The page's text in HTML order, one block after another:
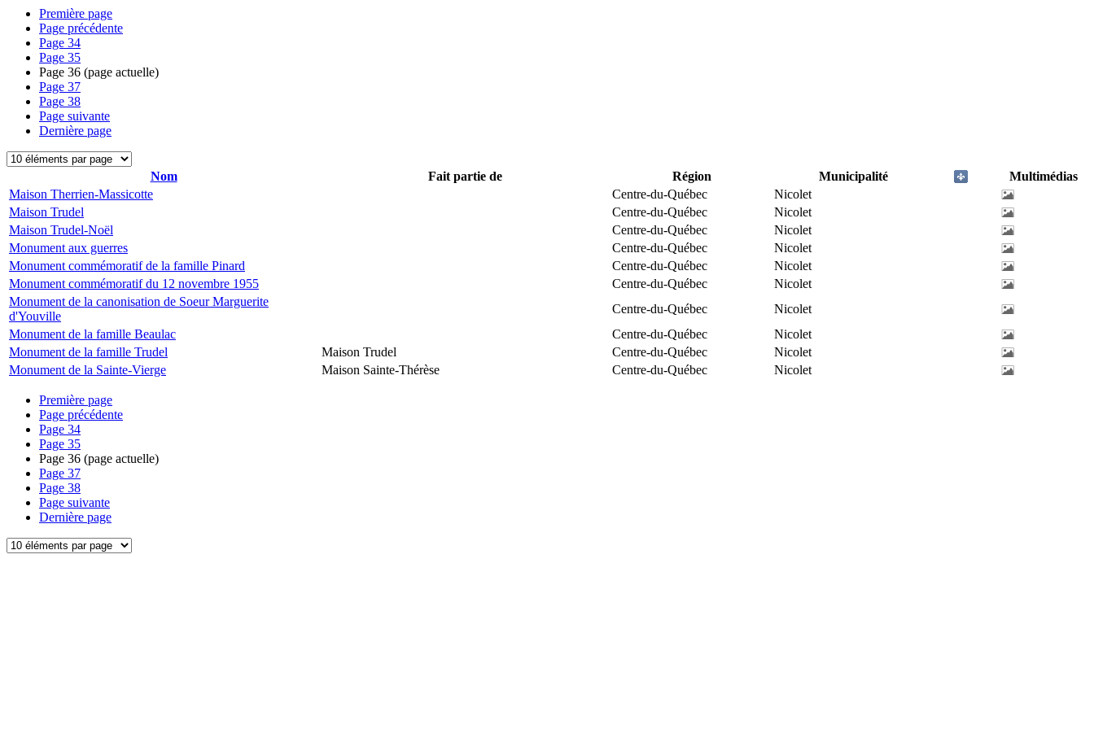
Première page
Page précédente
Page 34
Page 35
Page 36 (page actuelle)
Page 37
Page 38
Page suivante
Dernière page
Nom Fait partie de Région Municipalité
Multimédias
Maison Therrien-Massicotte
Centre-du-Québec
Nicolet
Maison Trudel
Centre-du-Québec
Nicolet
Maison Trudel-Noël
Centre-du-Québec
Nicolet
Monument aux guerres
Centre-du-Québec
Nicolet
Monument commémoratif de la famille Pinard
Centre-du-Québec
Nicolet
Monument commémoratif du 12 novembre 1955
Centre-du-Québec
Nicolet
Monument de la canonisation de Soeur Marguerite
d'Youville
Centre-du-Québec
Nicolet
Monument de la famille Beaulac
Centre-du-Québec
Nicolet
Monument de la famille Trudel
Maison Trudel Centre-du-Québec
Nicolet
Monument de la Sainte-Vierge
Maison Sainte-Thérèse Centre-du-Québec Nicolet
Première page
Page précédente
Page 34
Page 35
Page 36 (page actuelle)
Page 37
Page 38
Page suivante
Dernière page